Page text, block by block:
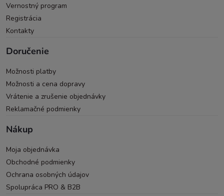
Vernostný program
Registrácia
Kontakty
Doručenie
Možnosti platby
Možnosti a cena dopravy
Vrátenie a zrušenie objednávky
Reklamačné podmienky
Nákup
Moja objednávka
Obchodné podmienky
Ochrana osobných údajov
Spolupráca PRO & B2B